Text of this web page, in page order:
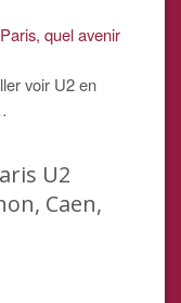
quel avenir
voir U2 en
U2
Caen,